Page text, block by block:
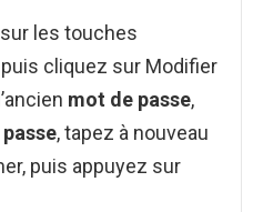
les touches
cliquez sur Modifier
mot de passe,
, tapez à nouveau
puis appuyez sur